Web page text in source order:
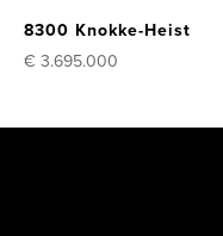
8300 Knokke-Heist
€ 3.695.000